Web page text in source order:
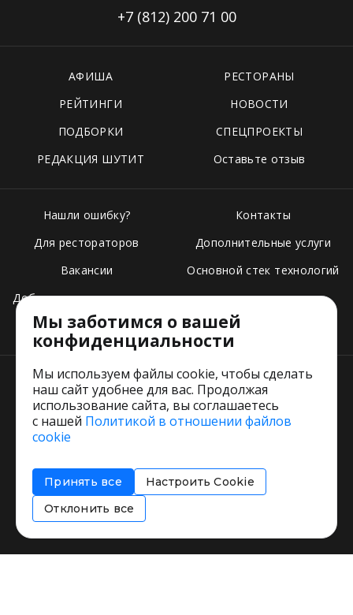
+7 (812) 200 71 00
АФИША
РЕСТОРАНЫ
РЕЙТИНГИ
НОВОСТИ
ПОДБОРКИ
СПЕЦПРОЕКТЫ
РЕДАКЦИЯ ШУТИТ
Оставьте отзыв
Нашли ошибку?
Для рестораторов
Вакансии
Добавить свое заведение
Тарифы
Контакты
Дополнительные услуги
Основной стек технологий
Пользовательское соглашение
Соглашение об информировании
Политика использования cookies
Мы заботимся о вашей
конфиденциальности
Мы используем файлы cookie, чтобы сделать
наш сайт удобнее для вас. Продолжая
использование сайта, вы соглашаетесь
с нашей Политикой в отношении файлов
cookie
Принять все
Настроить Cookie
Отклонить все